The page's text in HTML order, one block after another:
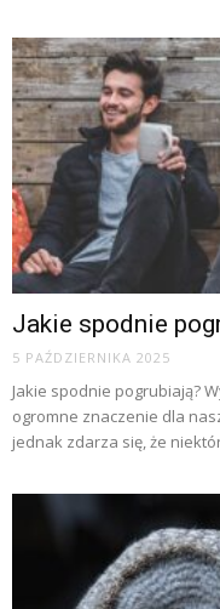
Jakie spodnie
5 PAŹDZIERNIKA 2025
Jakie spodnie pogrubiają?
ogromne znaczenie dla
jednak zdarza się, że